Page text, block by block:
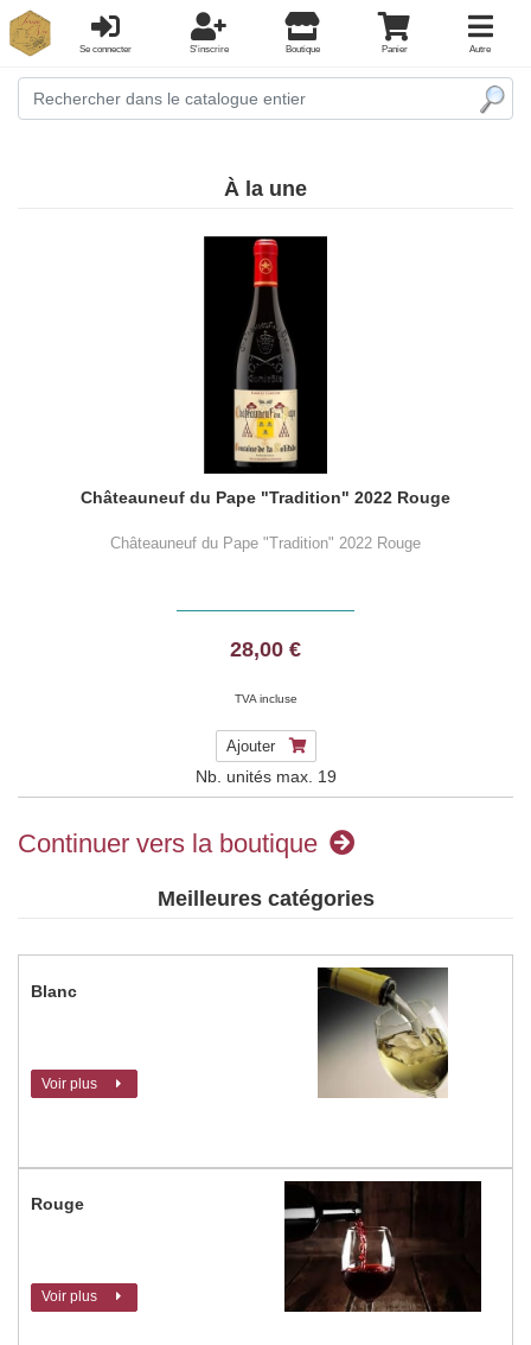
Se connecter S'inscrire Boutique Panier Autre
À la une
Châteauneuf du Pape "Tradition" 2022 Rouge
Châteauneuf du Pape "Tradition" 2022 Rouge
28,00 €
TVA incluse
Ajouter
Nb. unités max. 19
Continuer vers la boutique
Meilleures catégories
Blanc
Voir plus
Rouge
Voir plus